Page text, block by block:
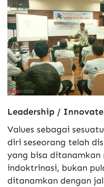
Leadership /
Values sebagai
diri seseorang telah
yang bisa ditanamkan
indoktrinasi, bukan
ditanamkan dengan